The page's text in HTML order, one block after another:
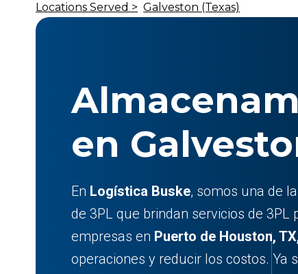
Locations Served > Galveston (Texas)
en
En Logística Buske, somos una de
de 3PL que brindan servicios de 3PL
empresas en Puerto de Houston,
operaciones y reducir los costos. Ya